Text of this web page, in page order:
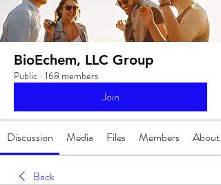
BioEchem, LLC Group
Public · 168 members
Join
Discussion Media Files Members About
Back